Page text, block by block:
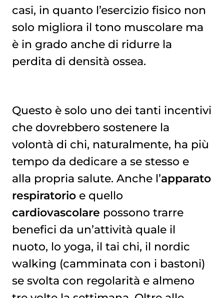
casi, in quanto l’esercizio fisico non
solo migliora il tono muscolare ma
è in grado anche di ridurre la
perdita di densità ossea.
Questo è solo uno dei tanti incentivi
che dovrebbero sostenere la
volontà di chi, naturalmente, ha più
tempo da dedicare a se stesso e
alla propria salute. Anche l’apparato
respiratorioe quello
cardiovascolare possono trarre
benefici da un’attività quale il
nuoto, lo yoga, il tai chi, il nordic
walking (camminata con i bastoni)
se svolta con regolarità e almeno